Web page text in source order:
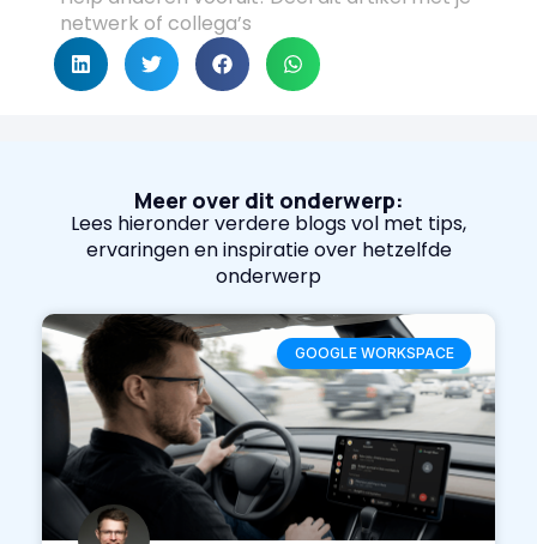
netwerk of collega’s
Meer over dit onderwerp:
Lees hieronder verdere blogs vol met tips,
ervaringen en inspiratie over hetzelfde
onderwerp
GOOGLE WORKSPACE